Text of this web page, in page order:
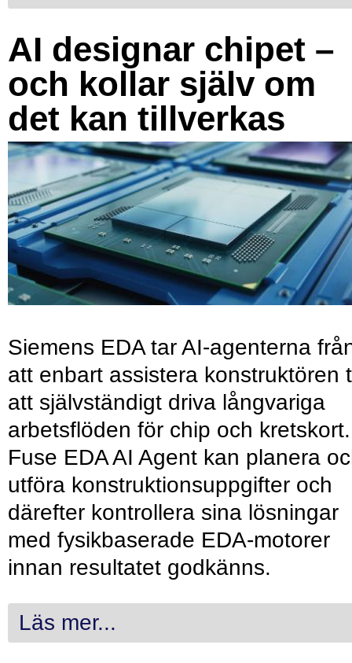
AI designar chipet –
och kollar själv om
det kan tillverkas
Siemens EDA tar AI-agenterna
att enbart assistera konstruktören
att självständigt driva långvariga
arbetsflöden för chip och kretskort.
Fuse EDA AI Agent kan planera
utföra konstruktionsuppgifter och
därefter kontrollera sina lösningar
med fysikbaserade EDA-motorer
innan resultatet godkänns.
Läs mer...